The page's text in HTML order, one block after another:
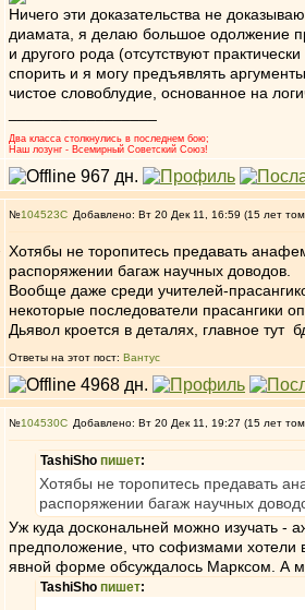
Ничего эти доказательства не
диамата, я делаю большое одолжение
и другого рода (отсутствуют
спорить и я могу предъявлять
чистое словоблудие, основанное на
Два класса столкнулись в последнем бою;
Наш лозунг - Всемирный Советский Союз!
№104523 Добавлено: Вт 20 Дек 11, 16:59 (15 лет
Хотябы не торопитесь предавать
распоряжении багаж научных доводов.
Вообще даже среди учителей-
некоторые последователи прасангики
Дьявол кроется в деталях, главное тут
Ответы на этот пост: Вантус
№104530 Добавлено: Вт 20 Дек 11, 19:27 (15 лет
TashiSho пишет:
Хотябы не торопитесь предавать
распоряжении багаж научных
Уж куда доскональней можно изучать
предположение, что софизмами хотели
явной форме обсуждалось Марксом. А
TashiSho пишет: